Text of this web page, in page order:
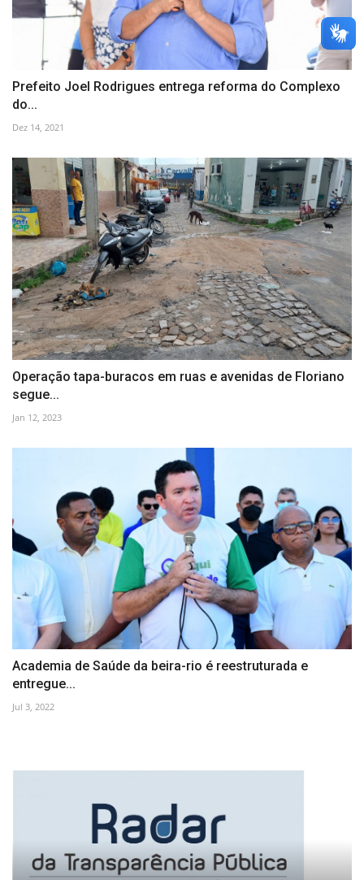
Prefeito Joel Rodrigues entrega reforma do Complexo
do...
Dez 14, 2021
Operação tapa-buracos em ruas e avenidas de Floriano
segue...
Jan 12, 2023
Academia de Saúde da beira-rio é reestruturada e
entregue...
Jul 3, 2022